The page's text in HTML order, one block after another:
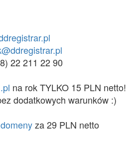
22 211 22 90
na rok TYLKO 15 PLN netto!
dodatkowych warunków :)
za 29 PLN netto